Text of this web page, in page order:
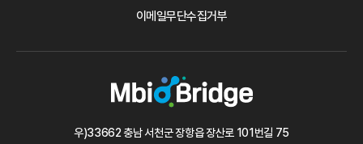
이메일무단수집거부
우)33662 충남 서천군 장항읍 장산로 101번길 75